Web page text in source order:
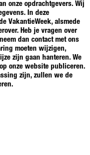
onze opdrachtgevers. Wij
In deze
VakantieWeek, alsmede
Heb je vragen over
dan contact met ons
moeten wijzigen,
zijn gaan hanteren. We
onze website publiceren.
zijn, zullen we de